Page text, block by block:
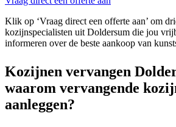
Klik op ‘Vraag direct een offerte aan’ om
kozijnspecialisten uit Doldersum die jou
informeren over de beste aankoop van
Kozijnen vervangen
waarom vervangende
aanleggen?